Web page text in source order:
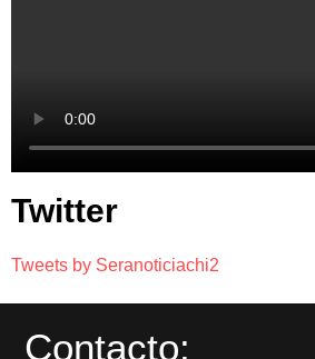
Twitter
Tweets by Seranoticiachi2
Contacto: